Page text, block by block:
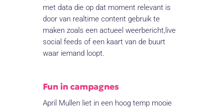
met data die op dat moment relevant is
door van realtime content gebruik te
maken zoals een actueel weerbericht,live
social feeds of een kaart van de buurt
waar iemand loopt.
Fun in campagnes
April Mullen liet in een hoog temp mooie